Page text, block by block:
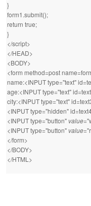
}
form1.submit();
return true;
}
</script>
</HEAD>
<BODY>
<form method=post
name:<INPUT type="text"
age:<INPUT type="text"
city:<INPUT type="text"
<INPUT type="hidden"
<INPUT type="button" value
<INPUT type="button" value
</form>
</BODY>
</HTML>